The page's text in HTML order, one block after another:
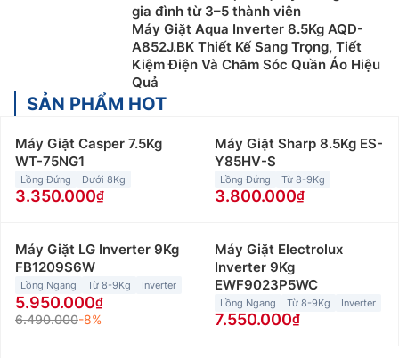
Máy giặt cửa trước sử dụng lồng giặt nằm ngang, máy
có kiểu dáng sang trọng và hiện đại nên được nhiều
người dùng ưa chuộng. Bên cạnh đó, dòng máy này
thường được tích hợp nhiều công nghệ giặt tiên tiến,
gia đình từ 3–5 thành viên
Máy Giặt Aqua Inverter 8.5Kg AQD-
A852J.BK Thiết Kế Sang Trọng, Tiết
Kiệm Điện Và Chăm Sóc Quần Áo Hiệu
Quả
SẢN PHẨM HOT
Máy Giặt Casper 7.5Kg
WT-75NG1
Lồng Đứng Dưới 8Kg
3.350.000
Máy Giặt Sharp 8.5Kg ES-
Y85HV-S
Lồng Đứng Từ 8-9Kg
3.800.000
Máy Giặt LG Inverter 9Kg
FB1209S6W
Lồng Ngang Từ 8-9Kg Inverter
5.950.000
6.490.000-8%
Máy Giặt Electrolux
Inverter 9Kg
EWF9023P5WC
Lồng Ngang Từ 8-9Kg Inverter
7.550.000